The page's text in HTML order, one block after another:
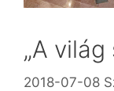
„A
2018-07-08